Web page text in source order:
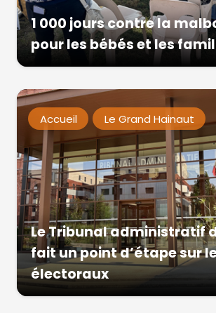
1 000 jours contre la
pour les bébés et les
Accueil Le Grand Hainaut
Le Tribunal administratif
fait un point d’étape sur
électoraux